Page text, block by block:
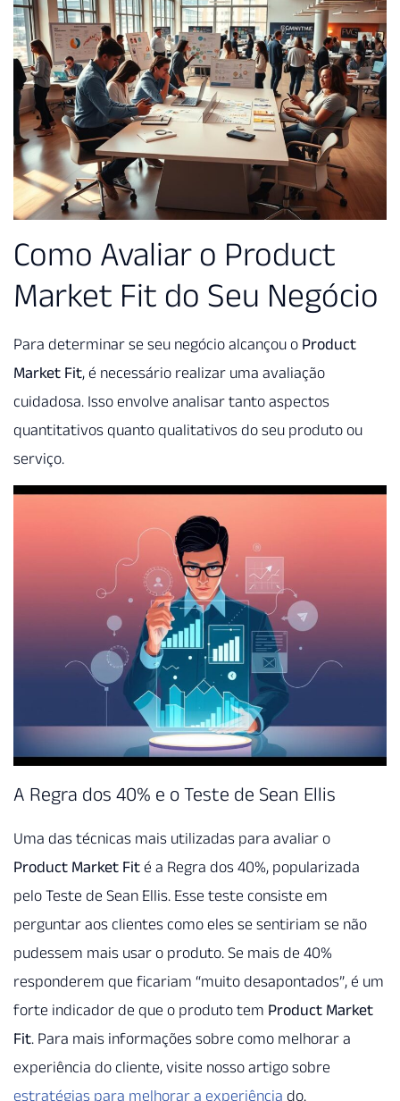
Como Avaliar o Product
Market Fit do Seu Negócio
Para determinar se seu negócio alcançou o Product
Market Fit, é necessário realizar uma avaliação
cuidadosa. Isso envolve analisar tanto aspectos
quantitativos quanto qualitativos do seu produto ou
serviço.
A Regra dos 40% e o Teste de Sean Ellis
Uma das técnicas mais utilizadas para avaliar o
Product Market Fit é a Regra dos 40%, popularizada
pelo Teste de Sean Ellis. Esse teste consiste em
perguntar aos clientes como eles se sentiriam se não
pudessem mais usar o produto. Se mais de 40%
responderem que ficariam “muito desapontados”, é um
forte indicador de que o produto tem Product Market
Fit. Para mais informações sobre como melhorar a
experiência do cliente, visite nosso artigo sobre
estratégias para melhorar a experiência do.